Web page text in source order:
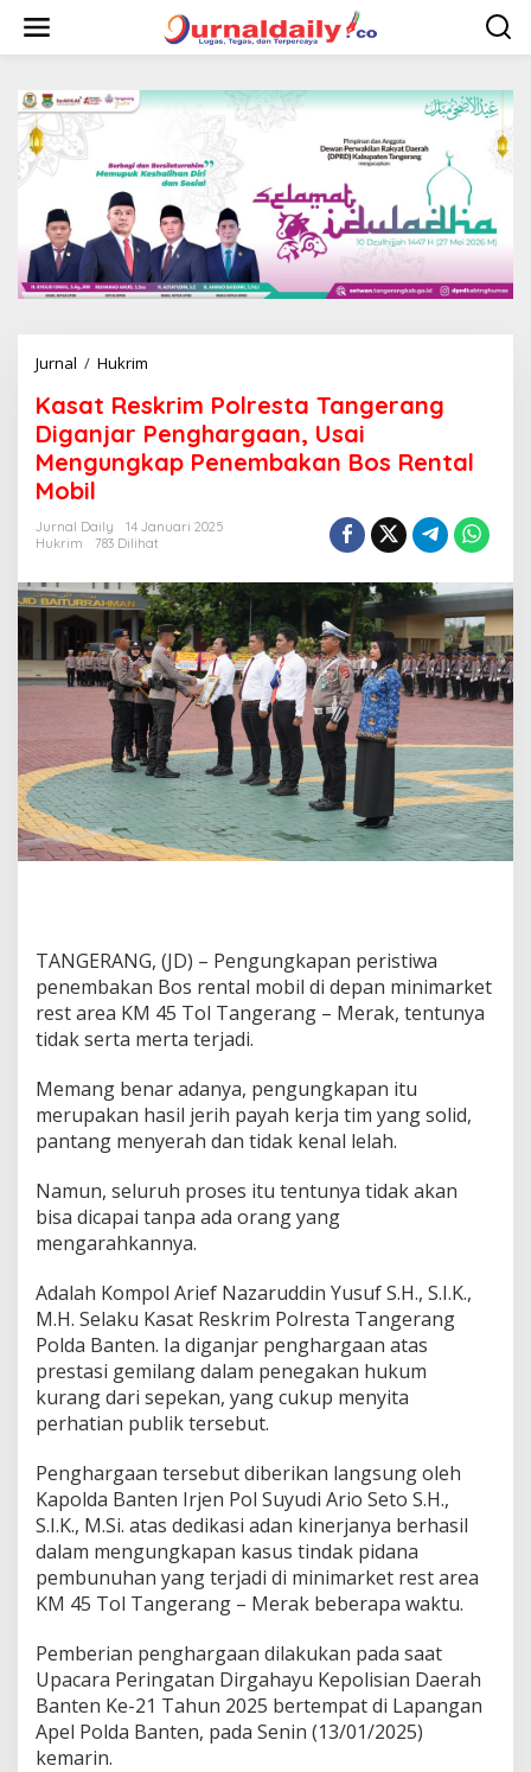
w
Jurnal / Hukrim
s
a
R
k
r
m
P
o
l
r
e
s
t
a
T
a
n
g
g
D
a
j
a
P
n
g
h
g
a
a
n
U
s
i
M
n
g
u
n
a
p
P
e
Kasat Reskrim Polresta Tangerang
Diganjar Penghargaan, Usai
Mengungkap Penembakan Bos Rental
Mobil
Jurnal Daily
14 Januari 2025
Hukrim
783 Dilihat
TANGERANG, (JD) – Pengungkapan peristiwa
penembakan Bos rental mobil di depan minimarket
rest area KM 45 Tol Tangerang – Merak, tentunya
tidak serta merta terjadi.
Memang benar adanya, pengungkapan itu
merupakan hasil jerih payah kerja tim yang solid,
pantang menyerah dan tidak kenal lelah.
Namun, seluruh proses itu tentunya tidak akan
bisa dicapai tanpa ada orang yang
mengarahkannya.
Adalah Kompol Arief Nazaruddin Yusuf S.H., S.I.K.,
M.H. Selaku Kasat Reskrim Polresta Tangerang
Polda Banten. Ia diganjar penghargaan atas
prestasi gemilang dalam penegakan hukum
kurang dari sepekan, yang cukup menyita
perhatian publik tersebut.
Penghargaan tersebut diberikan langsung oleh
Kapolda Banten Irjen Pol Suyudi Ario Seto S.H.,
S.I.K., M.Si. atas dedikasi adan kinerjanya berhasil
dalam mengungkapan kasus tindak pidana
pembunuhan yang terjadi di minimarket rest area
KM 45 Tol Tangerang – Merak beberapa waktu.
Pemberian penghargaan dilakukan pada saat
Upacara Peringatan Dirgahayu Kepolisian Daerah
Banten Ke-21 Tahun 2025 bertempat di Lapangan
Apel Polda Banten, pada Senin (13/01/2025)
kemarin.